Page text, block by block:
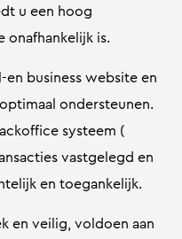
u een hoog
is.
business website en
ondersteunen.
systeem (
vastgelegd en
en toegankelijk.
en veilig, voldoen aan